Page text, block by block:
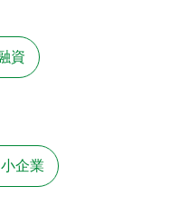
資
企業